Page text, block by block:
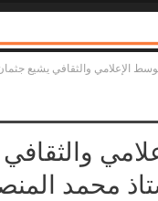
الإعلامي والثقافي يشيع
محمد